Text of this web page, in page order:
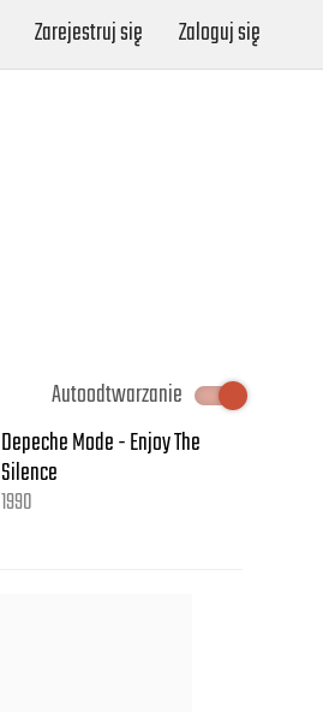
Zarejestruj się Zaloguj się
Autoodtwarzanie
Depeche Mode - Enjoy The
Silence
1990